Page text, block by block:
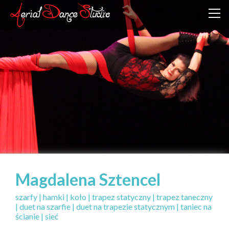
Magdalena Sztencel
szarfy | hamki | koło | trapez statyczny | trapez taneczny
| duet na szarfie | duet na trapezie statycznym | taniec na
ścianie | sieć